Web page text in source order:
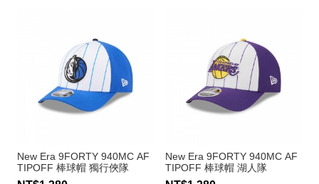
New Era 9FORTY 940MC AF
TIPOFF 棒球帽 獨行俠隊
New Era 9FORTY 940MC AF
TIPOFF 棒球帽 湖人隊